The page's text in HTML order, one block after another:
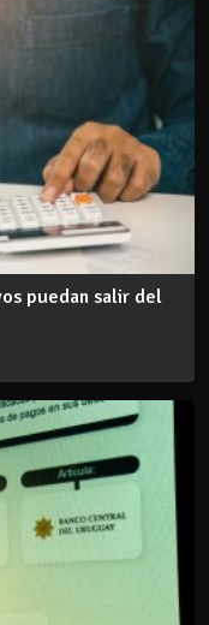
puedan salir del